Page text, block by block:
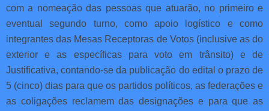
com a nomeação das pessoas que atuarão, no primeiro e
eventual segundo turno, como apoio logístico e como
integrantes das Mesas Receptoras de Votos (inclusive as do
exterior e as específicas para voto em trânsito) e de
Justificativa, contando-se da publicação do edital o prazo de
5 (cinco) dias para que os partidos políticos, as federações e
as coligações reclamem das designações e para que as